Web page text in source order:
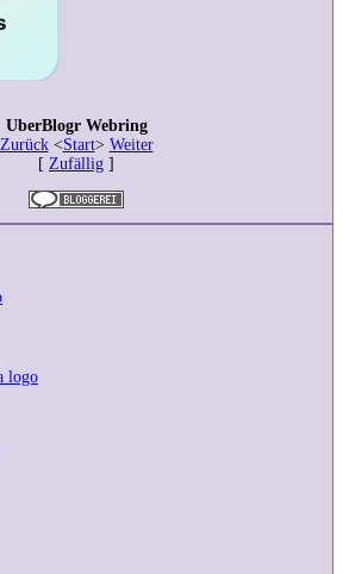
UberBlogr Webring
Zurück<Start> Weiter
[ Zufällig ]